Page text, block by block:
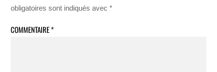
obligatoires sont indiqués avec*
COMMENTAIRE*